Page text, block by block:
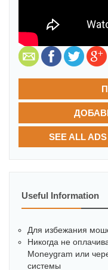
SEE ALL
Useful Information
Для избежания
Никогда не
Moneygram или
системы